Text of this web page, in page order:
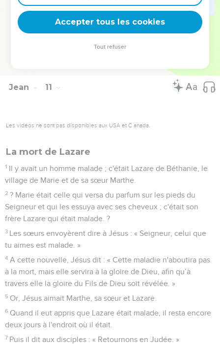
Jésus retourna de l'autre côté du Jourdain, à l'endroit où
Jean avait d'abord baptisé, et il y resta.
Beaucoup de gens vinrent vers lui ; ils disaient : « Jean n'a
Jean 11
Les vidéos ne sont pas disponibles aux USA et C anada.
La mort de Lazare
1 Il y avait un homme malade ; c'était Lazare de Béthanie, le
village de Marie et de sa sœur Marthe.
2 ? Marie était celle qui versa du parfum sur les pieds du
Seigneur et qui les essuya avec ses cheveux ; c'était son
frère Lazare qui était malade. ?
3 Les sœurs envoyèrent dire à Jésus : « Seigneur, celui que
tu aimes est malade. »
4 A cette nouvelle, Jésus dit : « Cette maladie n'aboutira pas
à la mort, mais elle servira à la gloire de Dieu, afin qu’à
travers elle la gloire du Fils de Dieu soit révélée. »
5 Or, Jésus aimait Marthe, sa sœur et Lazare.
6 Quand il eut appris que Lazare était malade, il resta encore
deux jours à l'endroit où il était.
7 Puis il dit aux disciples : « Retournons en Judée. »
Accepter tous les cookies
Tout refuser